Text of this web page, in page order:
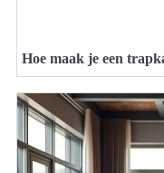
Hoe maak je een